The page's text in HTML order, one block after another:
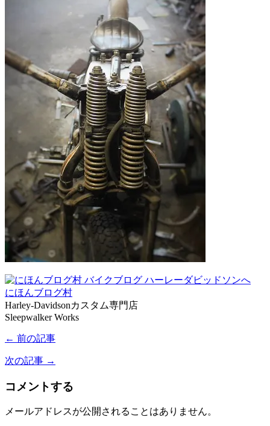
にほんブログ村
Harley-Davidsonカスタム専門店
Sleepwalker Works
← 前の記事
次の記事 →
コメントする
メールアドレスが公開されることはありません。